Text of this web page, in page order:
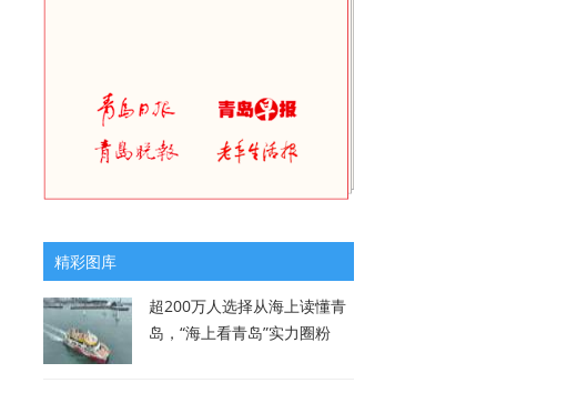
精彩图库
超200万人选择从海上读懂青
岛，“海上看青岛”实力圈粉